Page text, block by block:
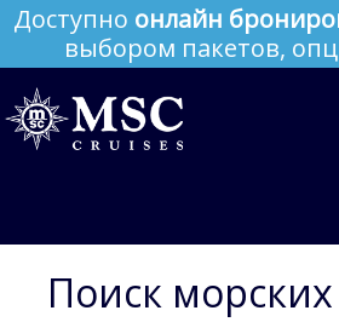
Доступно онлайн
выбором пакетов,
Поиск